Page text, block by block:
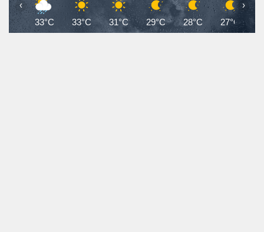
33°C 33°C 31°C 29°C 28°C 27°C
‹ ›